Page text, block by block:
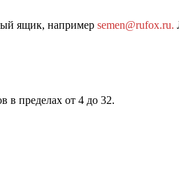
ящик, например semen@rufox.ru.
в пределах от 4 до 32.